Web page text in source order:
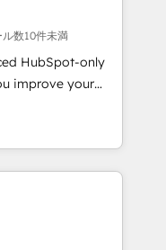
· Sales &
your growth
数10件未満
HubSpot-only
improve your
Sales,
fast, good-
- Building